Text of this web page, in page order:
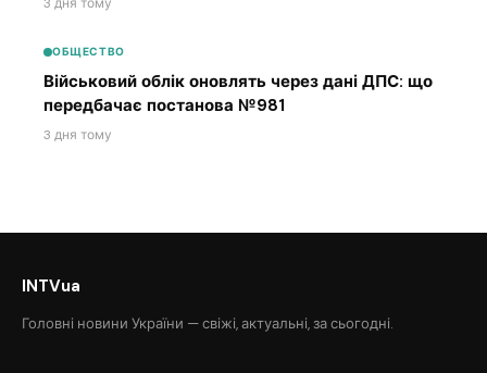
ОБЩЕСТВО
Військовий облік оновлять через дані ДПС: що
передбачає постанова №981
3 дня тому
INTVua
Головні новини України — свіжі, актуальні, за сьогодні.